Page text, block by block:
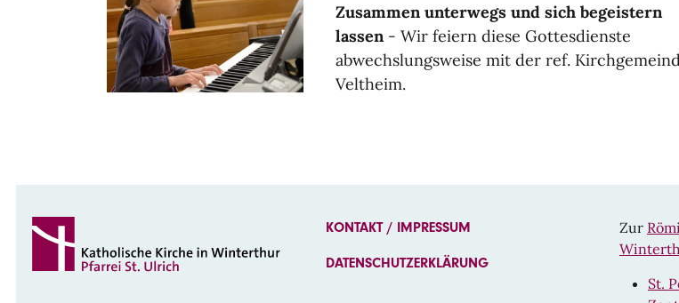
Zusammen unterwegs und sich begeistern
lassen- Wir feiern diese Gottesdienste
abwechslungsweise mit der ref.
Veltheim.
KONTAKT / IMPRESSUM
DATENSCHUTZERKLÄRUNG
Zur
St.